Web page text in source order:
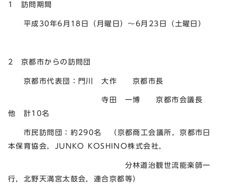
1 訪問期間
平成30年6月18日（月曜日）～6月23日（土曜日）
2 京都市からの訪問団
京都市代表団：門川 大作 京都市長
寺田 一博 京都市会議長
他 計10名
市民訪問団：約290名 （京都商工会議所，京都市日
本保育協会，JUNKO KOSHINO株式会社，
分林道治観世流能楽師一
行，北野天満宮太鼓会，連合京都等）